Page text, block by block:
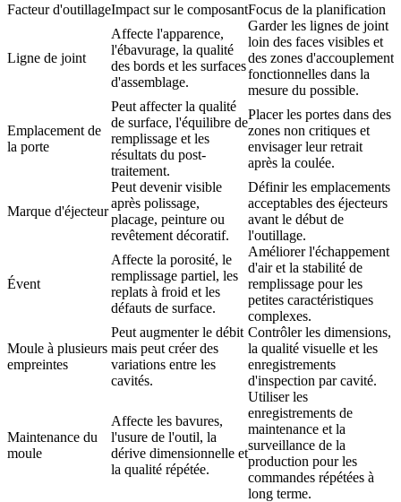
Facteur d'outillageImpact sur le composantFocus de la planification
Ligne de joint
Affecte l'apparence,
l'ébavurage, la qualité
des bords et les surfaces
d'assemblage.
Garder les lignes de joint
loin des faces visibles et
des zones d'accouplement
fonctionnelles dans la
mesure du possible.
Emplacement de
la porte
Peut affecter la qualité
de surface, l'équilibre de
remplissage et les
résultats du post-
traitement.
Placer les portes dans des
zones non critiques et
envisager leur retrait
après la coulée.
Marque d'éjecteur
Peut devenir visible
après polissage,
placage, peinture ou
revêtement décoratif.
Définir les emplacements
acceptables des éjecteurs
avant le début de
l'outillage.
Évent
Affecte la porosité, le
remplissage partiel, les
replats à froid et les
défauts de surface.
Améliorer l'échappement
d'air et la stabilité de
remplissage pour les
petites caractéristiques
complexes.
Moule à plusieurs
empreintes
Peut augmenter le débit
mais peut créer des
variations entre les
cavités.
Contrôler les dimensions,
la qualité visuelle et les
enregistrements
d'inspection par cavité.
Maintenance du
moule
Affecte les bavures,
l'usure de l'outil, la
dérive dimensionnelle et
la qualité répétée.
Utiliser les
enregistrements de
maintenance et la
surveillance de la
production pour les
commandes répétées à
long terme.